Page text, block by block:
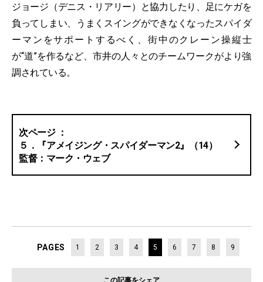
ジョージ（デニス・リアリー）と協力したり、足にケガを
負ってしまい、うまくスイングができなくなったスパイダ
ーマンをサポートするべく、街中のクレーン操縦士
が“道”を作るなど、市井の人々とのチームワークがより強
調されている。
５．『アメイジング・スパイダーマン2』（14）
監督：マーク・ウェブ
PAGES 1 2 3 4 5 6 7 8 9
この記事をシェア